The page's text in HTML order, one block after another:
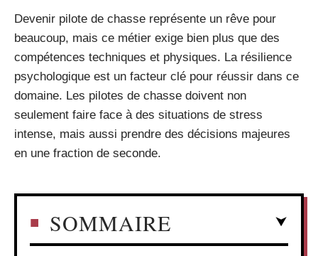
Devenir pilote de chasse représente un rêve pour
beaucoup, mais ce métier exige bien plus que des
compétences techniques et physiques. La résilience
psychologique est un facteur clé pour réussir dans ce
domaine. Les pilotes de chasse doivent non
seulement faire face à des situations de stress
intense, mais aussi prendre des décisions majeures
en une fraction de seconde.
SOMMAIRE